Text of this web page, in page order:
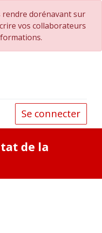
dorénavant sur
vos collaborateurs
formations.
Se connecter
de la